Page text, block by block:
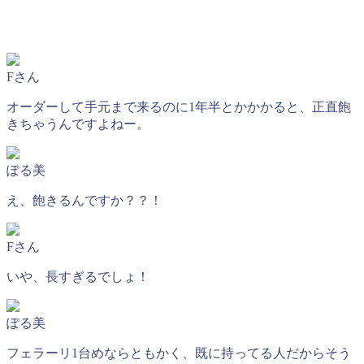
Fさん
オーダーして手元まで来るのに1年半とかかかると、正直飽
きちゃうんですよねー。
ぽる美
え、飽きるんですか？？！
Fさん
いや、長すぎるでしょ！
ぽる美
フェラーリ1台めならともかく、既に持ってる人だからそう